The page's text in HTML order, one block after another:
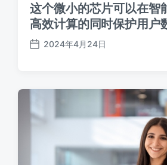
这个微小的芯片可以在智
高效计算的同时保护用户
发
期
2024年4月24日